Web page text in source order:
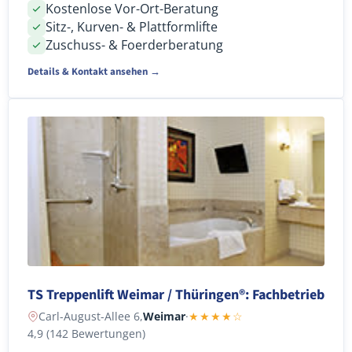
Kostenlose Vor-Ort-Beratung
Sitz-, Kurven- & Plattformlifte
Zuschuss- & Foerderberatung
Details & Kontakt ansehen →
TS Treppenlift Weimar / Thüringen®: Fachbetrieb
Carl-August-Allee 6,Weimar·★★★★☆
4,9 (142 Bewertungen)